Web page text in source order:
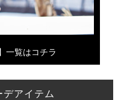
一覧はコチラ
アイテム